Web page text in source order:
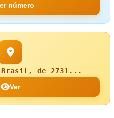
número
Brasil, de 2731...
Ver